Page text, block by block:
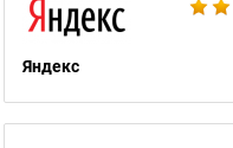
Яндекс